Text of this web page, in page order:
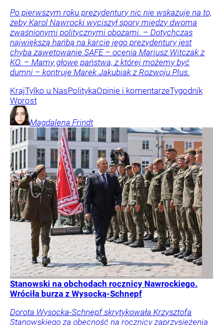
Po pierwszym roku prezydentury nic nie wskazuje na to,
żeby Karol Nawrocki wyciszył spory między dwoma
zwaśnionymi politycznymi obozami. – Dotychczas
największą hańbą na karcie jego prezydentury jest
chyba zawetowanie SAFE – ocenia Mariusz Witczak z
KO. – Mamy głowę państwa, z której możemy być
dumni – kontruje Marek Jakubiak z Rozwoju Plus.
KrajTylko u NasPolitykaOpinie i komentarzeTygodnik
Wprost
Magdalena Frindt
Stanowski na obchodach rocznicy Nawrockiego.
Wróciła burza z Wysocką-Schnepf
Dorota Wysocka-Schnepf skrytykowała Krzysztofa
Stanowskiego za obecność na rocznicy zaprzysiężenia